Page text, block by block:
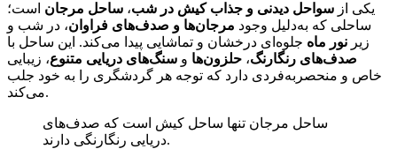
یکی از سواحل دیدنی و جذاب کیش در شب، ساحل مرجان است؛
ساحلی که به‌دلیل وجود مرجان‌ها و صدف‌های فراوان، در شب و
زیر نور ماه جلوه‌ای درخشان و تماشایی پیدا می‌کند. این ساحل با
صدف‌های رنگارنگ، حلزون‌ها و سنگ‌های دریایی متنوع، زیبایی
خاص و منحصربه‌فردی دارد که توجه هر گردشگری را به خود جلب
می‌کند.
ساحل مرجان تنها ساحل کیش است که صدف‌های
دریایی رنگارنگی دارند.